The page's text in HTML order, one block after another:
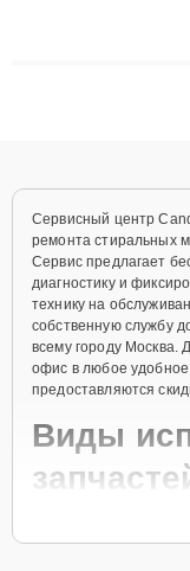
сохранением
Сервисный центр
ремонта стиральных
Сервис предлагает
диагностику и
технику на
собственную службу
всему городу Москва.
офис в любое
предоставляются
Виды
Для ремонта